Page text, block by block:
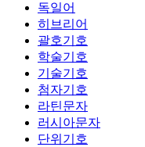
독일어
히브리어
괄호기호
학술기호
기술기호
첨자기호
라틴문자
러시아문자
단위기호